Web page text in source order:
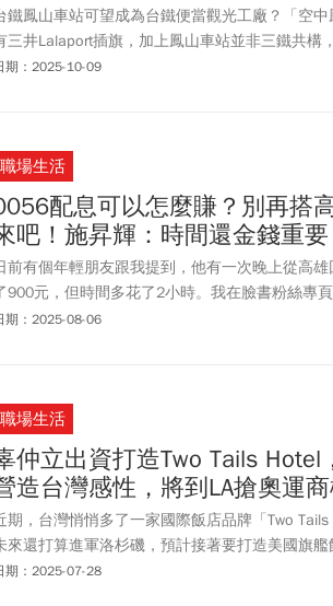
鐵鳳山車站可望成為台鐵便當觀光工廠？「空
三井Lalaport插旗，加上鳳山車站並非三鐵共構
商說明會，並不斷讓例，最終仍失利收場。民
期：2025-10-09
職場生活
配息可以怎麼賺？別再搭
吧！施昇輝：時間還金錢重要
前有個年輕朋友跟我提到，他有一次晚上從高
900元，但時間多花了2小時。我在臉書粉絲專
多正反不同的回應。這位搭客運的年輕朋友說
期：2025-08-06
職場生活
仲立出資打造Two Tails Hotel
造台灣感性，將到LA搶奧運
期，台灣悄悄多了一家國際飯店品牌「Two
來還打算進軍洛杉磯，預計接著要打造美國旗
前身是成旅晶贊飯店，背後金主正是中租集團
期：2025-07-28